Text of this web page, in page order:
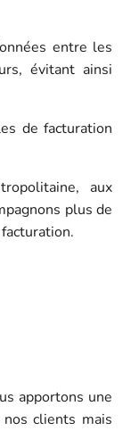
entre les
évitant ainsi
de facturation
aux
plus de
apportons une
clients mais